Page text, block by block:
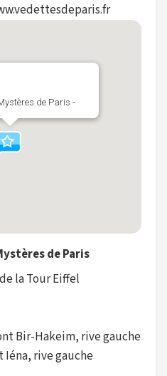
de Paris -
de Paris
la Tour Eiffel
Bir-Hakeim, rive gauche
Iéna, rive gauche